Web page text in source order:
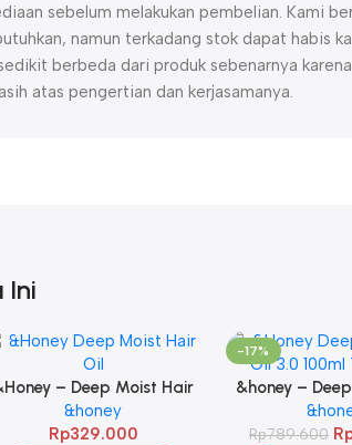
sebelum melakukan pembelian. Kami
namun terkadang stok dapat habis
berbeda dari produk sebenarnya
atas pengertian dan kerjasamanya.
Ini
– Deep Moist Hair
Oil 3.0 100ml
&honey
Rp329.000
-17%
&honey –
Oil 3.0 100ml
Rp789.600